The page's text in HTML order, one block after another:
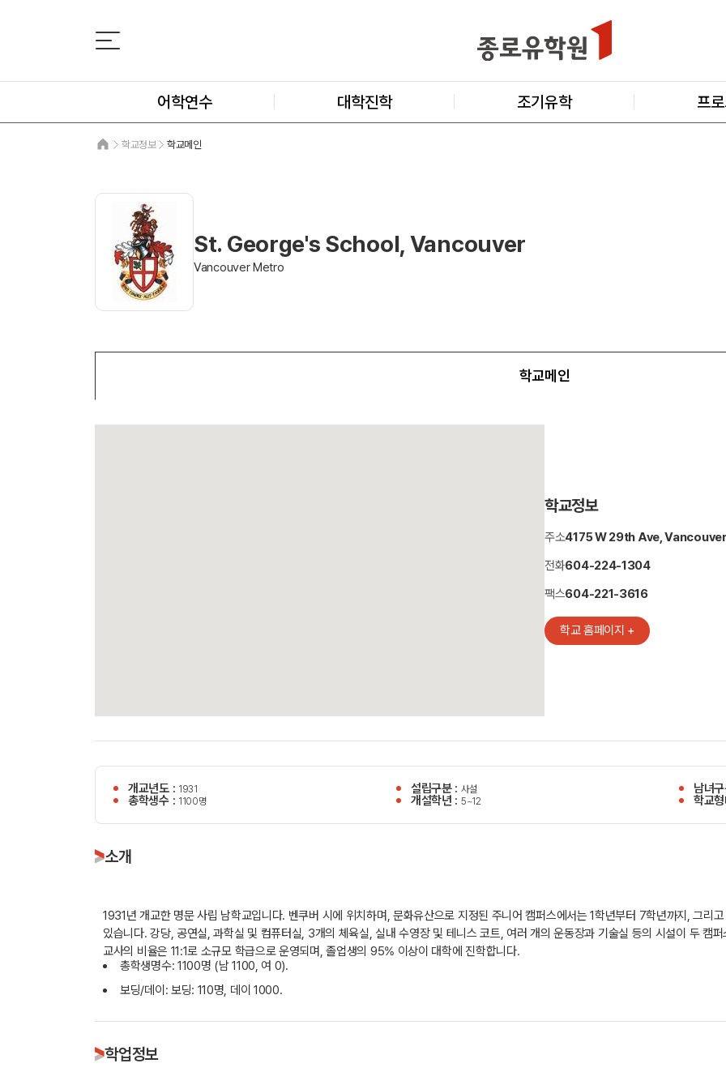
어학연수 대학진학 조기유학 프
학교정보 학교메인
St. George's School, Vancouver
Vancouver Metro
학교메인
학교정보
주소4175 W 29th Ave,
전화604-224-1304
팩스604-221-3616
학교 홈페이지 +
개교년도 : 1931 설립구분 : 사설 남녀
총학생수 : 1100명 개설학년 : 5~12 학교
소개
1931년 개교한 명문 사립 남학교입니다. 벤쿠버 시에 위치하며, 문화유산으로 지정된 주니어 캠퍼스에서는 1학년부터 7학년까지, 그리
있습니다. 강당, 공연실, 과학실 및 컴퓨터실, 3개의 체육실, 실내 수영장 및 테니스 코트, 여러 개의 운동장과 기술실 등의 시설이 두 캠
교사의 비율은 11:1로 소규모 학급으로 운영되며, 졸업생의 95% 이상이 대학에 진학합니다.
총학생명수: 1100명 (남 1100, 여 0).
보딩/데이: 보딩: 110명, 데이 1000.
학업정보